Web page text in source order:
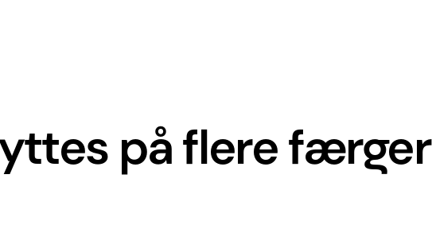
på flere færger